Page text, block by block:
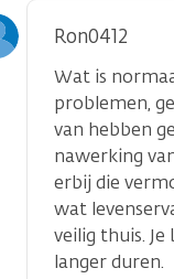
Ron0412
Wat is
problemen,
van hebben
nawerking
erbij die
wat
veilig thuis.
langer duren.